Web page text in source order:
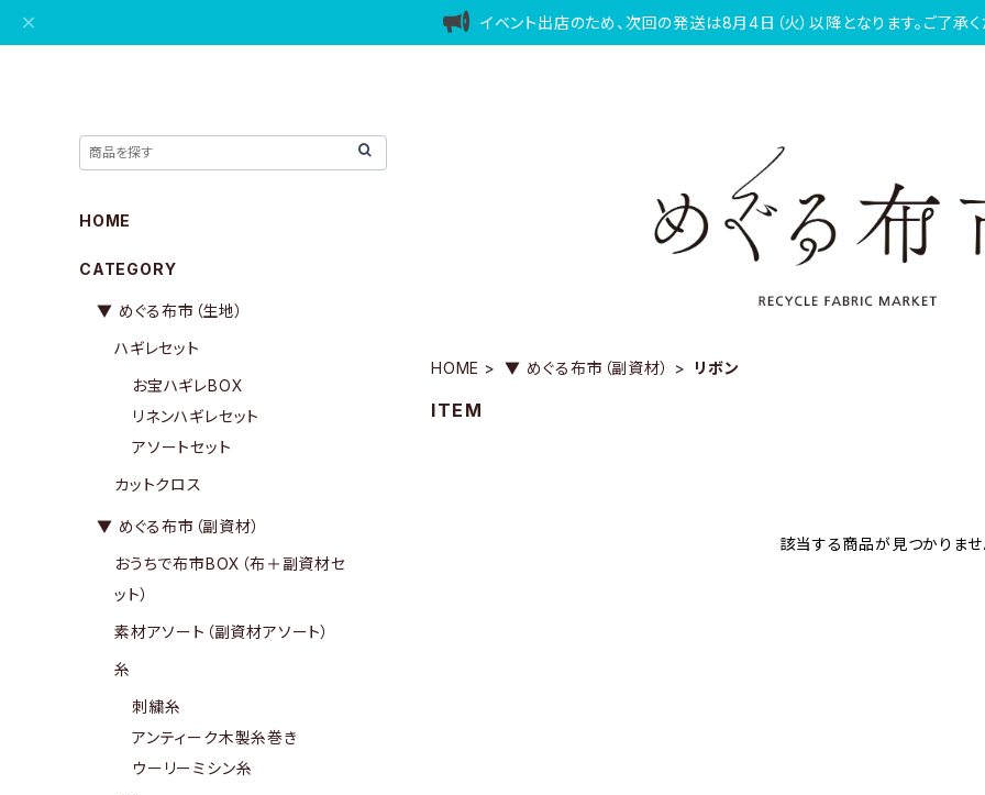
イベント出店のため、次回の発送は8月4日（火）以降となります。ご了承く
HOME ▼ めぐる布市（副資材） リボン
ITEM
該当する商品が見つかりませ
HOME
CATEGORY
▼ めぐる布市（生地）
ハギレセット
お宝ハギレBOX
リネンハギレセット
アソートセット
カットクロス
▼ めぐる布市（副資材）
おうちで布市BOX（布＋副資材セ
ット）
素材アソート（副資材アソート）
糸
刺繍糸
アンティーク木製糸巻き
ウーリーミシン糸